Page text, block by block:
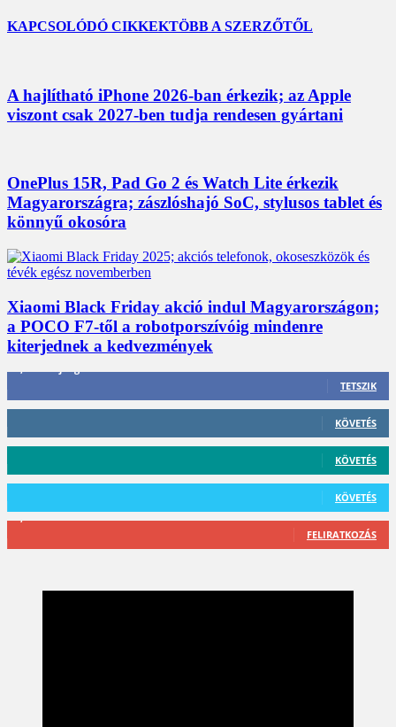
KAPCSOLÓDÓ CIKKEKTÖBB A SZERZŐTŐL
A hajlítható iPhone 2026-ban érkezik; az Apple
viszont csak 2027-ben tudja rendesen gyártani
OnePlus 15R, Pad Go 2 és Watch Lite érkezik
Magyarországra; zászlóshajó SoC, stylusos tablet és
könnyű okosóra
Xiaomi Black Friday akció indul Magyarországon;
a POCO F7-től a robotporszívóig mindenre
kiterjednek a kedvezmények
TETSZIK
KÖVETÉS
KÖVETÉS
KÖVETÉS
FELIRATKOZÁS